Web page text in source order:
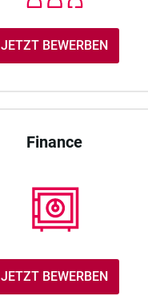
JETZT BEWERBEN
Finance
JETZT BEWERBEN